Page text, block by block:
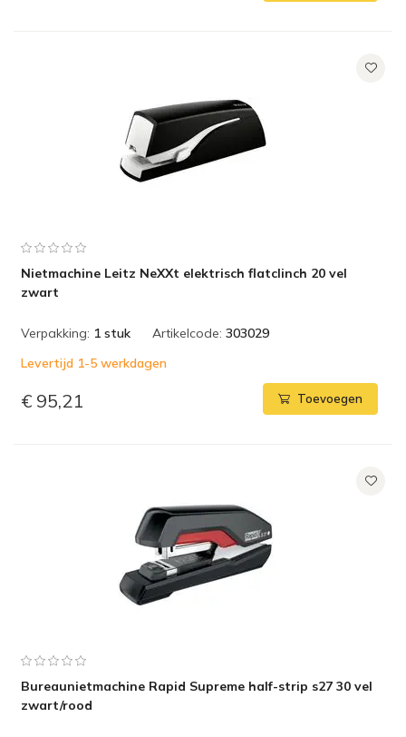
Nietmachine Leitz NeXXt elektrisch flatclinch 20 vel
zwart
Verpakking: 1 stuk Artikelcode: 303029
Levertijd 1-5 werkdagen
€ 95,21 Toevoegen
Bureaunietmachine Rapid Supreme half-strip s27 30 vel
zwart/rood